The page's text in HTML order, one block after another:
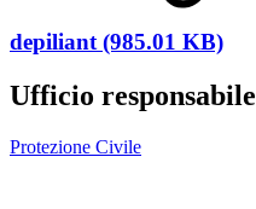
depiliant (985.01 KB)
Ufficio responsabile
Protezione Civile